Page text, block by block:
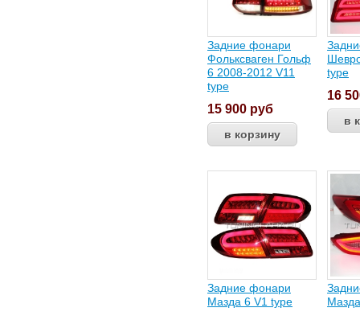
Задние фонари
Фольксваген Гольф
6 2008-2012 V11
type
15 900 руб
type
16
Задние фонари
Мазда 6 V1 type